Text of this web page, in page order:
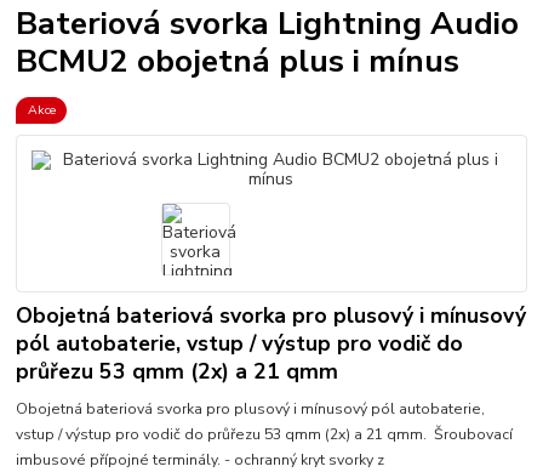
Bateriová svorka Lightning Audio
BCMU2 obojetná plus i mínus
Akce
Obojetná bateriová svorka pro plusový i mínusový
pól autobaterie, vstup / výstup pro vodič do
průřezu 53 qmm (2x) a 21 qmm
Obojetná bateriová svorka pro plusový i mínusový pól autobaterie,
vstup / výstup pro vodič do průřezu 53 qmm (2x) a 21 qmm. Šroubovací
imbusové přípojné terminály. - ochranný kryt svorky z